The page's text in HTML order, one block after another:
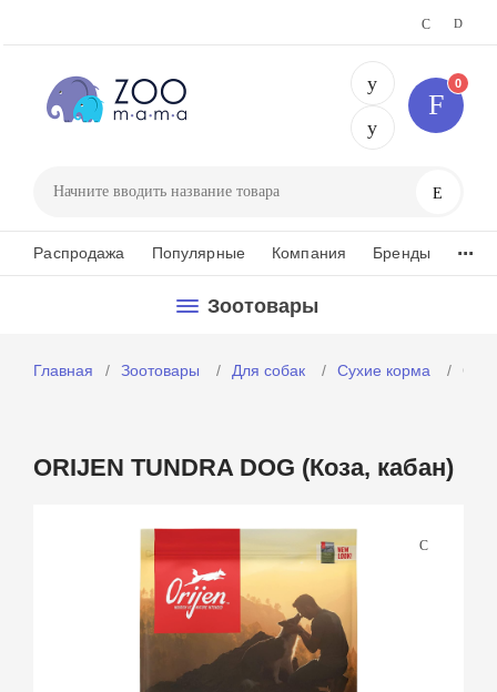
+375 29
0
Распродажа Популярные Компания Бренды ...
Зоотовары
Главная Зоотовары Для собак Сухие корма
ORIJEN TUNDRA DOG (Коза, кабан)